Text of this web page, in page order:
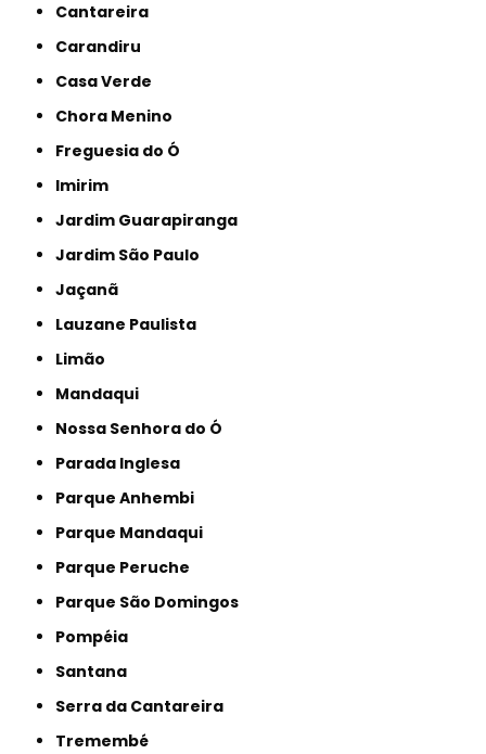
Cantareira
Carandiru
Casa Verde
Chora Menino
Freguesia do Ó
Imirim
Jardim Guarapiranga
Jardim São Paulo
Jaçanã
Lauzane Paulista
Limão
Mandaqui
Nossa Senhora do Ó
Parada Inglesa
Parque Anhembi
Parque Mandaqui
Parque Peruche
Parque São Domingos
Pompéia
Santana
Serra da Cantareira
Tremembé